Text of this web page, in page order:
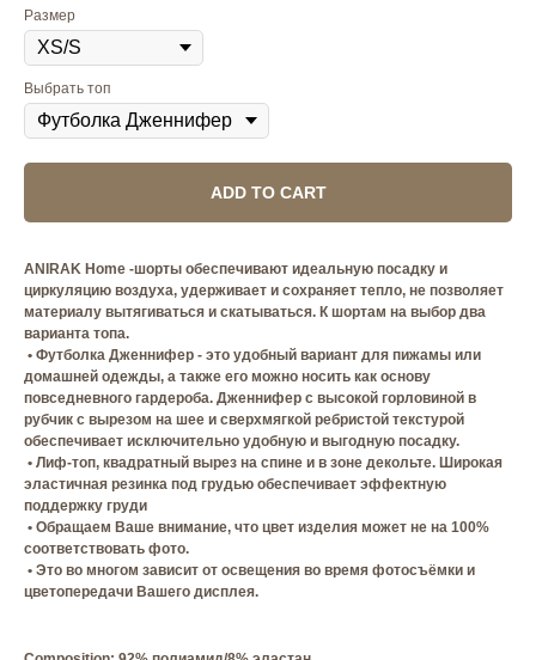
Размер
Выбрать топ
ADD TO CART
ANIRAK Home -шорты обеспечивают идеальную посадку и
циркуляцию воздуха, удерживает и сохраняет тепло, не позволяет
материалу вытягиваться и скатываться. К шортам на выбор два
варианта топа.
• Футболка Дженнифер - это удобный вариант для пижамы или
домашней одежды, а также его можно носить как основу
повседневного гардероба. Дженнифер с высокой горловиной в
рубчик с вырезом на шее и сверхмягкой ребристой текстурой
обеспечивает исключительно удобную и выгодную посадку.
• Лиф-топ, квадратный вырез на спине и в зоне декольте. Широкая
эластичная резинка под грудью обеспечивает эффектную
поддержку груди
• Обращаем Ваше внимание, что цвет изделия может не на 100%
соответствовать фото.
• Это во многом зависит от освещения во время фотосъёмки и
цветопередачи Вашего дисплея.